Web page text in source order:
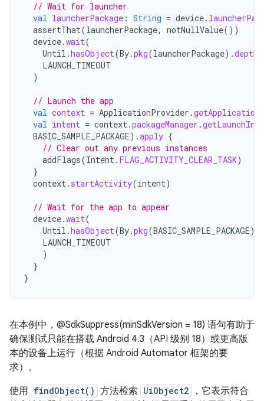
// Wait for launcher
val launcherPackage : String = device.
assertThat(launcherPackage, notNullValue())
device.wait(
Until .hasObject(By.pkg(launcherPackage).depth
LAUNCH_TIMEOUT
)
// Launch the app
val context = ApplicationProvider .
val intent = context.packageManager .
BASIC_SAMPLE_PACKAGE).apply {
// Clear out any previous instances
addFlags(Intent. FLAG_ACTIVITY_CLEAR_TASK)
}
context. startActivity(intent)
// Wait for the app to appear
device.wait(
Until .hasObject(By.pkg(BASIC_SAMPLE_PACKAGE).
LAUNCH_TIMEOUT
)
}
}
在本例中，@SdkSuppress(minSdkVersion = 18) 语句有助于
确保测试只能在搭载 Android 4.3（API 级别 18）或更高版
本的设备上运行（根据 Android Automator 框架的要
求）。
使用 findObject() 方法检索 UiObject2
，它表示符合